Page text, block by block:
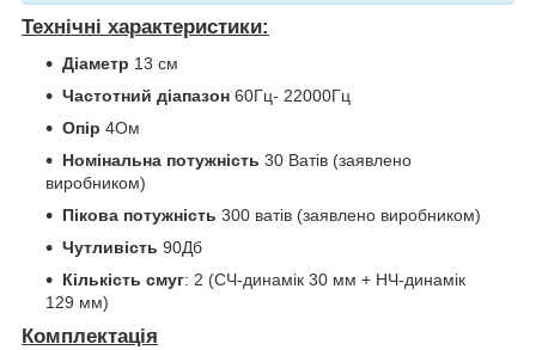
Технічні характеристики:
Діаметр 13 см
Частотний діапазон 60Гц- 22000Гц
Опір 4Ом
Номінальна потужність 30 Ватів (заявлено
виробником)
Пікова потужність 300 ватів (заявлено виробником)
Чутливість 90Дб
Кількість смуг: 2 (СЧ-динамік 30 мм + НЧ-динамік
129 мм)
Комплектація